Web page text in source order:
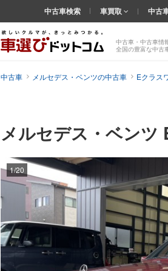
中古車・中古車情
全国の豊富な中古
中古車検索 車買取 中古
中古車 メルセデス・ベンツの中古車 Eクラス
メルセデス・ベン
1/20
前の
画像